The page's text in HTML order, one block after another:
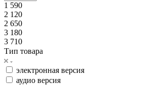
1 590
2 120
2 650
3 180
3 710
Тип товара
электронная версия
аудио версия